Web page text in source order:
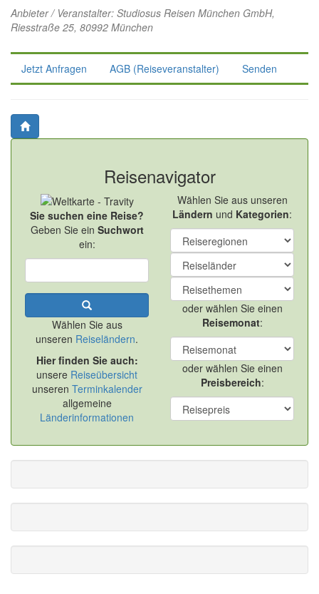
Anbieter / Veranstalter: Studiosus Reisen München GmbH,
Riesstraße 25, 80992 München
Jetzt Anfragen AGB (Reiseveranstalter) Senden
Reisenavigator
Sie suchen eine Reise?
Geben Sie ein Suchwort
ein:
Wählen Sie aus
unseren Reiseländern.
Hier finden Sie auch:
unsere Reiseübersicht
unseren Terminkalender
allgemeine
Länderinformationen
Wählen Sie aus unseren
Ländern und Kategorien:
oder wählen Sie einen
Reisemonat:
oder wählen Sie einen
Preisbereich: